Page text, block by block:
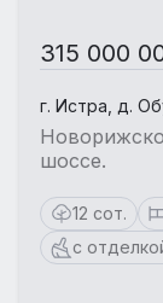
315 000
г. Истра, д.
шоссе.
12 сот.
с